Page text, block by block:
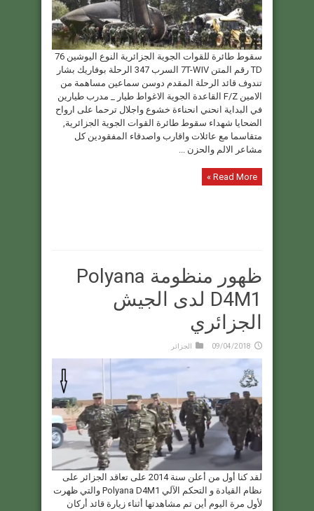
سقوط طائرة للقوات الجوية الجزائرية النوع اليوشين 76
TD رقم المتن 7T-WIV السرب 347 الرحلة بوفاريك بشار
تندوف قائد الرحلة المقدم دوسن سماعين مساهمة من
الامين F/Z القاعدة الجوية الاغواط طيار _ مدرب طيارين
في البداية انحني انحناءة خشوع واجلال ترحما على ارواح
الضحايا شهداء سقوط طائرة القوات الجوية الجزائرية,
متقاسما مع عائلات واقارب واصدقاء المفقودين كل
مشاعر الالم والحزن ...
Read More »
ظهور منظومة Polyana
D4M1 لدى الجيش
الجزائري
09/04/2018 الجزائر
لقد كنا أول من أعلن سنة 2014 على تعاقد الجزائر على
نظام القيادة و التحكم الآلي Polyana D4M1 والتي ظهرت
لأول مرة اليوم أين تم مشاهدتها أثناء زيارة قائد أركان